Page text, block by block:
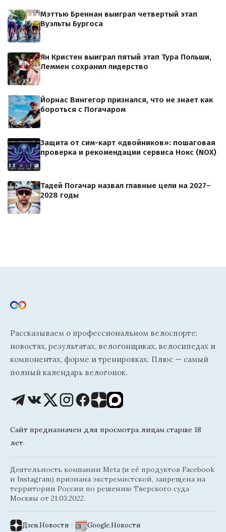
Мэттью Бреннан выиграл четвертый этап
Вуэльты Бургоса
Ян Кристен выиграл пятый этап Тура Польши,
Леммен сохранил лидерство
Йорнас Вингегор признался, что не знает как
бороться с Погачаром
Защита от сим-карт «двойников»: пошаговая
проверка и рекомендации сервиса Нокс (NOX)
Тадей Погачар назвал главные цели на 2027–
2028 годы
Рассказываем о профессиональном велоспорте:
новостях, результатах, велогонщиках, велосипедах и
компонентах, форме и тренировках. Плюс — самый
полный календарь велогонок.
Сайт предназначен для просмотра лицам старше 18
лет.
Деятельность компании Meta (и её продуктов Facebook
и Instagram) признана экстремистской, запрещена на
территории России по решению Тверского суда
Москвы от 21.03.2022.
Дзен.Новости | Google.Новости